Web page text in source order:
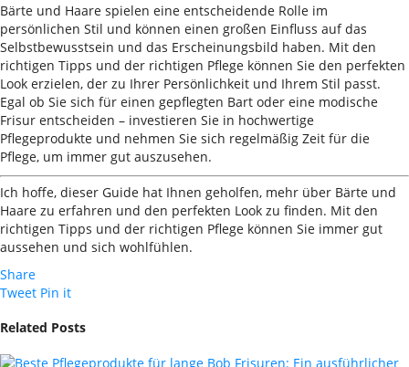
Bärte und Haare spielen eine entscheidende Rolle im
persönlichen Stil und können einen großen Einfluss auf das
Selbstbewusstsein und das Erscheinungsbild haben. Mit den
richtigen Tipps und der richtigen Pflege können Sie den perfekten
Look erzielen, der zu Ihrer Persönlichkeit und Ihrem Stil passt.
Egal ob Sie sich für einen gepflegten Bart oder eine modische
Frisur entscheiden – investieren Sie in hochwertige
Pflegeprodukte und nehmen Sie sich regelmäßig Zeit für die
Pflege, um immer gut auszusehen.
Ich hoffe, dieser Guide hat Ihnen geholfen, mehr über Bärte und
Haare zu erfahren und den perfekten Look zu finden. Mit den
richtigen Tipps und der richtigen Pflege können Sie immer gut
aussehen und sich wohlfühlen.
Share
Tweet Pin it
Related Posts